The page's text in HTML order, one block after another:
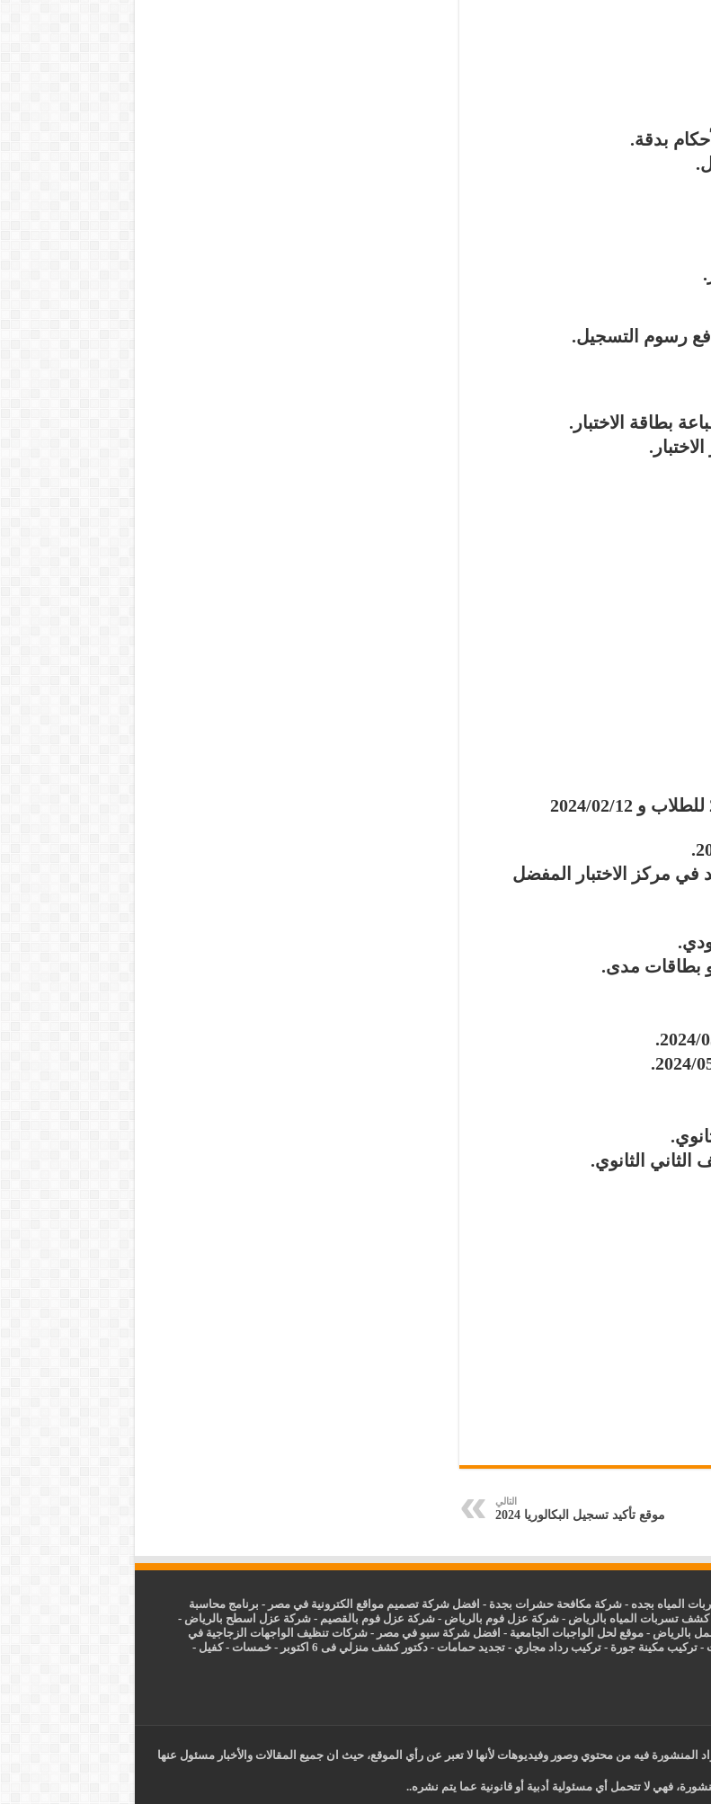
بدقة.
رسوم التسجيل.
بطاقة الاختبار.
تبدأ فترة التسجيل المبكر في 2024/02/05 للطلاب و 2024/02/12
في مركز الاختبار المفضل
بطاقات مدى.
الثانوي.
التالي
موقع تأكيد تسجيل البكالوريا 2024
المياه بجده -شركة مكافحة حشرات بجدة - افضل شركة تصميم مواقع الكترونية في مصر - برنامج محاسبة
كشف تسربات المياه بالرياض -شركة عزل فوم بالرياض -شركة عزل فوم بالقصيم -شركة عزل اسطح بالرياض -
بالرياض - موقع لحل الواجبات الجامعية - افضل شركة سيو في مصر -شركات تنظيف الواجهات الزجاجية في
-تركيب مكينة جورة -تركيب رداد مجاري -تجديد حمامات -دكتور كشف منزلي فى 6 اكتوبر -خمسات -كفيل -
فيه من محتوي وصور وفيديوهات لأنها لا تعبر عن رأي الموقع، حيث ان جميع المقالات والأخبار مسئول عنها
فهي لا تتحمل أي مسئولية أدبية أو قانونية عما يتم نشره..